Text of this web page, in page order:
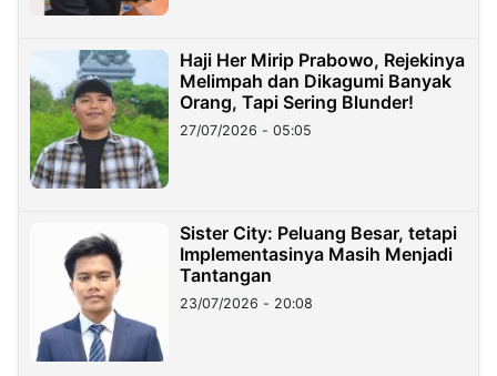
Haji Her Mirip Prabowo, Rejekinya
Melimpah dan Dikagumi Banyak
Orang, Tapi Sering Blunder!
27/07/2026 - 05:05
Sister City: Peluang Besar, tetapi
Implementasinya Masih Menjadi
Tantangan
23/07/2026 - 20:08